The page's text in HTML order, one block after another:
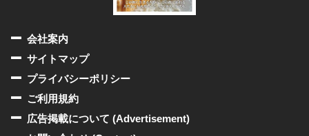
会社案内
サイトマップ
プライバシーポリシー
ご利用規約
広告掲載について (Advertisement)